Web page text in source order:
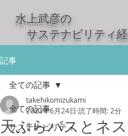
水上武彦の
サステナビリティ
記事
全ての記事
サステナビリティ
全ての記事
天ぷらバスとネ
takehikomizukami
2023年6月24日 読了時間: 2分